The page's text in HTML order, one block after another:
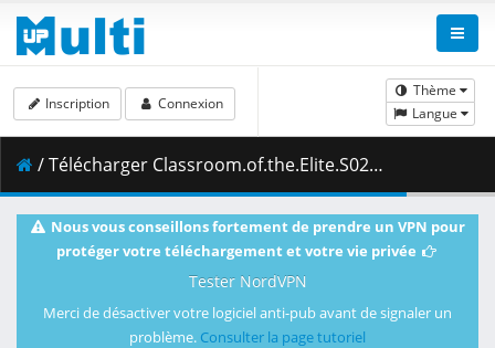
Thème
Langue
Inscription Connexion
/ Télécharger Classroom.of.the.Elite.S02E06.1080p.BluRay.10-Bit.Dual-Audio.FLAC5.1.x265-YURASUKA.mkv.001 ( 428.65 MB )
Nous vous conseillons fortement de prendre un VPN pour
protéger votre téléchargement et votre vie privée
Tester NordVPN
Merci de désactiver votre logiciel anti-pub avant de signaler un
problème. Consulter la page tutoriel